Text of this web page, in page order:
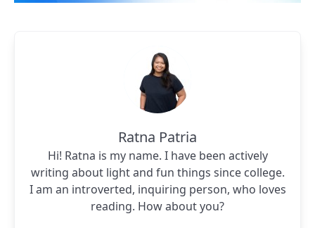
Ratna Patria
Hi! Ratna is my name. I have been actively
writing about light and fun things since college.
I am an introverted, inquiring person, who loves
reading. How about you?